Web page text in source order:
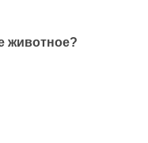
животное?